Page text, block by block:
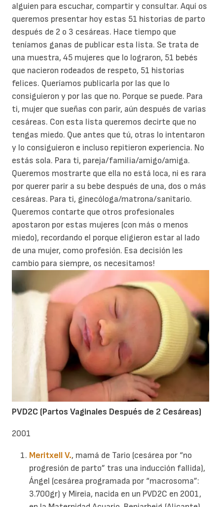
alguien para escuchar, compartir y consultar. Aquí os
queremos presentar hoy estas 51 historias de parto
después de 2 o 3 cesáreas. Hace tiempo que
teníamos ganas de publicar esta lista. Se trata de
una muestra, 45 mujeres que lo lograron, 51 bebés
que nacieron rodeados de respeto, 51 historias
felices. Queríamos publicarla por las que lo
consiguieron y por las que no. Porque se puede. Para
ti, mujer que sueñas con parir, aún después de varias
cesáreas. Con esta lista queremos decirte que no
tengas miedo. Que antes que tú, otras lo intentaron
y lo consiguieron e incluso repitieron experiencia. No
estás sola. Para ti, pareja/familia/amigo/amiga.
Queremos mostrarte que ella no está loca, ni es rara
por querer parir a su bebe después de una, dos o más
cesáreas. Para ti, ginecóloga/matrona/sanitario.
Queremos contarte que otros profesionales
apostaron por estas mujeres (con más o menos
miedo), recordando el porque eligieron estar al lado
de una mujer, como profesión. Esa decisión les
cambio para siempre, os necesitamos!
PVD2C (Partos Vaginales Después de 2 Cesáreas)
2001
Meritxell V., mamá de Tario (cesárea por “no
progresión de parto” tras una inducción fallida),
Ángel (cesárea programada por “macrosoma”:
3.700gr) y Mireia, nacida en un PVD2C en 2001,